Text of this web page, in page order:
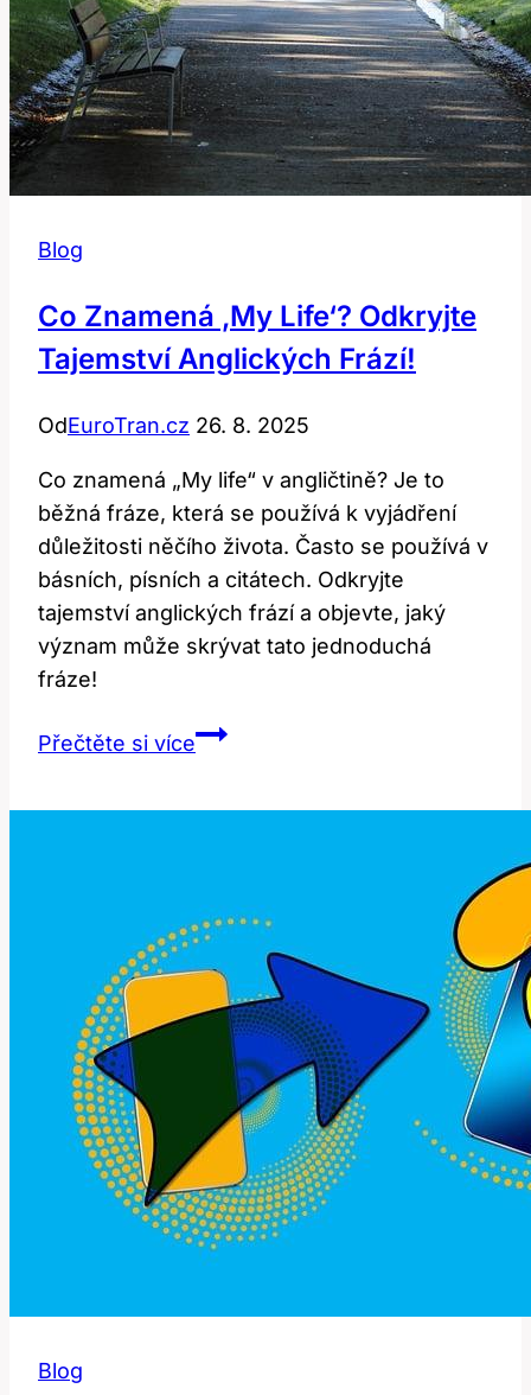
Blog
Co Znamená ‚my Life‘? Odkryjte
Tajemství Anglických Frází!
OdEuroTran.cz 26. 8. 2025
Co znamená „My life“ v angličtině? Je to
běžná fráze, která se používá k vyjádření
důležitosti něčího života. Často se používá v
básních, písních a citátech. Odkryjte
tajemství anglických frází a objevte, jaký
význam může skrývat tato jednoduchá
fráze!
Přečtěte si víceCo
anglických
frází!
Blog